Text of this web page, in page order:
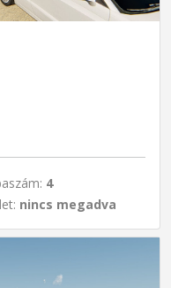
4
nincs megadva